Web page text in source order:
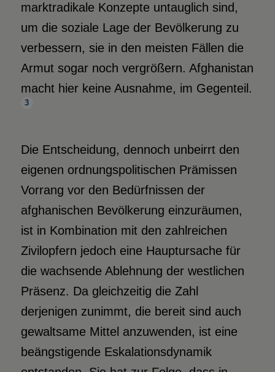
marktradikale Konzepte untauglich sind,
um die soziale Lage der Bevölkerung zu
verbessern, sie in den meisten Fällen die
Armut sogar noch vergrößern. Afghanistan
macht hier keine Ausnahme, im Gegenteil.
3
Die Entscheidung, dennoch unbeirrt den
eigenen ordnungspolitischen Prämissen
Vorrang vor den Bedürfnissen der
afghanischen Bevölkerung einzuräumen,
ist in Kombination mit den zahlreichen
Zivilopfern jedoch eine Hauptursache für
die wachsende Ablehnung der westlichen
Präsenz. Da gleichzeitig die Zahl
derjenigen zunimmt, die bereit sind auch
gewaltsame Mittel anzuwenden, ist eine
beängstigende Eskalationsdynamik